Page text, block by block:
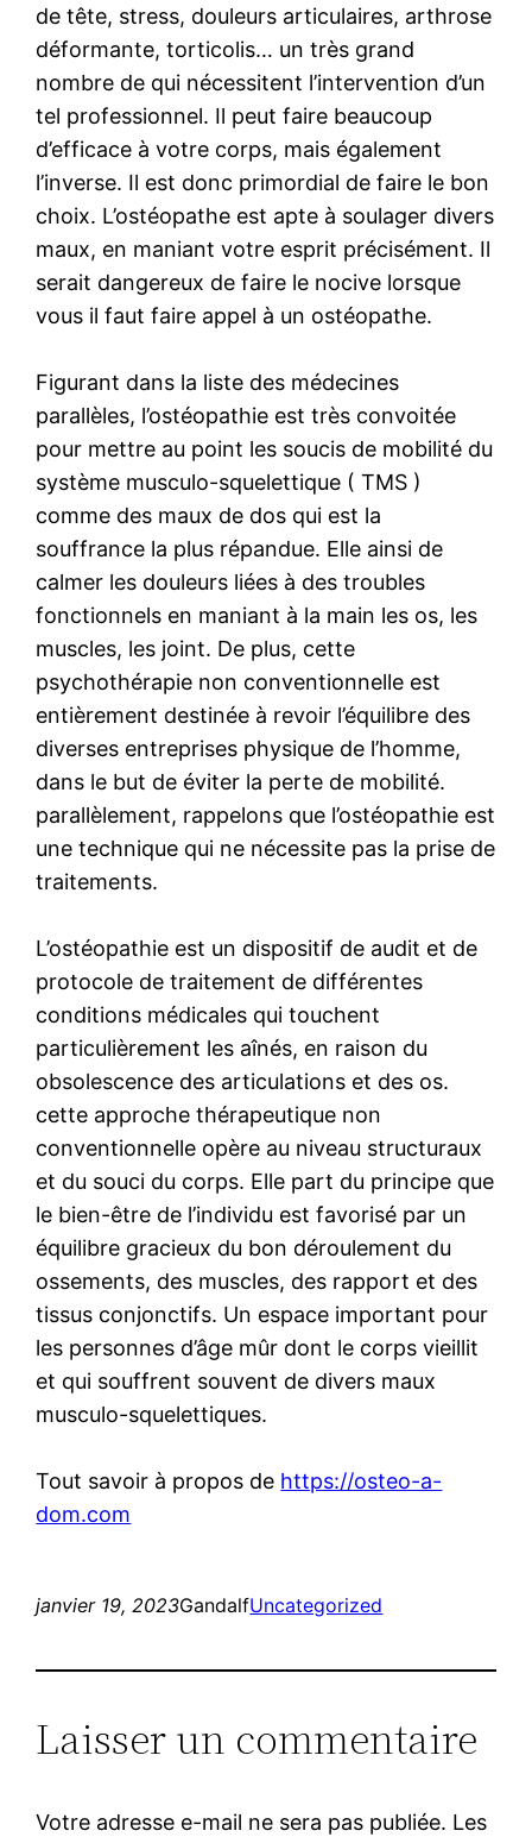
de tête, stress, douleurs articulaires, arthrose
déformante, torticolis… un très grand
nombre de qui nécessitent l’intervention d’un
tel professionnel. Il peut faire beaucoup
d’efficace à votre corps, mais également
l’inverse. Il est donc primordial de faire le bon
choix. L’ostéopathe est apte à soulager divers
maux, en maniant votre esprit précisément. Il
serait dangereux de faire le nocive lorsque
vous il faut faire appel à un ostéopathe.
Figurant dans la liste des médecines
parallèles, l’ostéopathie est très convoitée
pour mettre au point les soucis de mobilité du
système musculo-squelettique ( TMS )
comme des maux de dos qui est la
souffrance la plus répandue. Elle ainsi de
calmer les douleurs liées à des troubles
fonctionnels en maniant à la main les os, les
muscles, les joint. De plus, cette
psychothérapie non conventionnelle est
entièrement destinée à revoir l’équilibre des
diverses entreprises physique de l’homme,
dans le but de éviter la perte de mobilité.
parallèlement, rappelons que l’ostéopathie est
une technique qui ne nécessite pas la prise de
traitements.
L’ostéopathie est un dispositif de audit et de
protocole de traitement de différentes
conditions médicales qui touchent
particulièrement les aînés, en raison du
obsolescence des articulations et des os.
cette approche thérapeutique non
conventionnelle opère au niveau structuraux
et du souci du corps. Elle part du principe que
le bien-être de l’individu est favorisé par un
équilibre gracieux du bon déroulement du
ossements, des muscles, des rapport et des
tissus conjonctifs. Un espace important pour
les personnes d’âge mûr dont le corps vieillit
et qui souffrent souvent de divers maux
musculo-squelettiques.
Tout savoir à propos de https://osteo-a-
dom.com
janvier 19, 2023GandalfUncategorized
Laisser un commentaire
Votre adresse e-mail ne sera pas publiée. Les